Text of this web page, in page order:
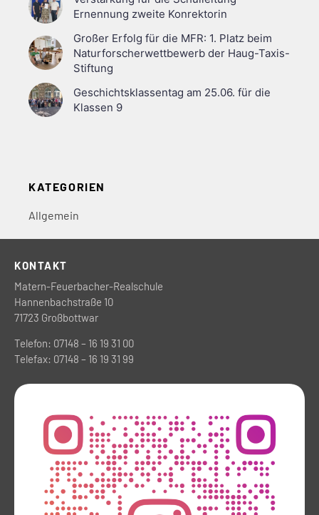
Ernennung zweite Konrektorin
Großer Erfolg für die MFR: 1. Platz beim
Naturforscherwettbewerb der Haug-Taxis-
Stiftung
Geschichtsklassentag am 25.06. für die
Klassen 9
KATEGORIEN
Allgemein
KONTAKT
Matern-Feuerbacher-Realschule
Hannenbachstraße 10
71723 Großbottwar
Telefon: 07148 – 16 19 31 00
Telefax: 07148 – 16 19 31 99